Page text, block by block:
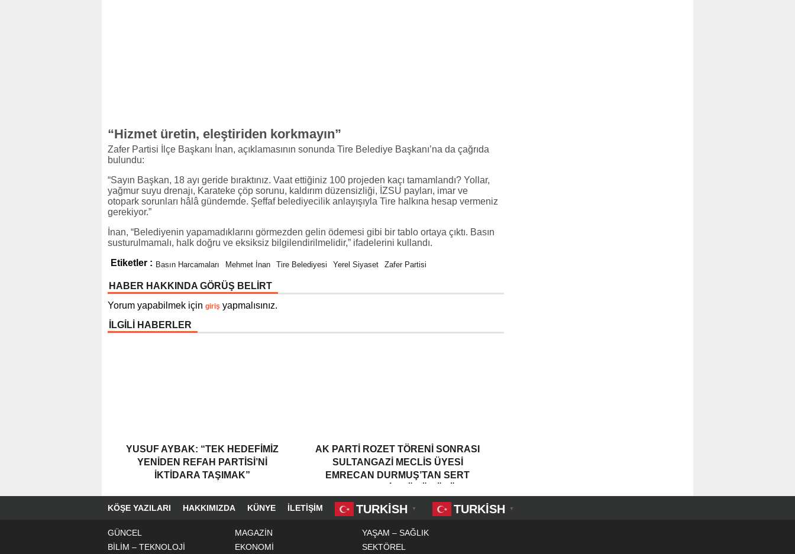
“Hizmet üretin, eleştiriden korkmayın”
Zafer Partisi İlçe Başkanı İnan, açıklamasının sonunda Tire Belediye Başkanı’na da çağrıda
bulundu:
“Sayın Başkan, 18 ayı geride bıraktınız. Vaat ettiğiniz 100 projeden kaçı tamamlandı? Yollar,
yağmur suyu drenajı, Karateke çöp sorunu, kaldırım düzensizliği, İZSU payları, imar ve
otopark sorunları hâlâ gündemde. Şeffaf belediyecilik anlayışıyla Tire halkına hesap vermeniz
gerekiyor.”
İnan, “Belediyenin yapamadıklarını görmezden gelin ödemesi gibi bir tablo ortaya çıktı. Basın
susturulmamalı, halk doğru ve eksiksiz bilgilendirilmelidir,” ifadelerini kullandı.
Etiketler : Basın Harcamaları Mehmet İnan Tire Belediyesi Yerel Siyaset Zafer Partisi
HABER HAKKINDA GÖRÜŞ BELİRT
Yorum yapabilmek için giriş yapmalısınız.
İLGİLİ HABERLER
YUSUF AYBAK: “TEK HEDEFIMIZ
YENIDEN REFAH PARTISI’NI
İKTIDARA TAŞIMAK”
AK PARTI ROZET TÖRENI SONRASI
SULTANGAZI MECLIS ÜYESI
EMRECAN DURMUŞ’TAN SERT
MAKAMLARDAN DEĞIL, HALKTAN
ALIYORUZ”
KÖŞE YAZILARI HAKKIMIZDA KÜNYE İLETIŞIM TURKISH ▼ TURKISH ▼
GÜNCEL MAGAZİN
YAŞAM – SAĞLIK
BİLİM – TEKNOLOJİ
EKONOMİ SEKTÖREL